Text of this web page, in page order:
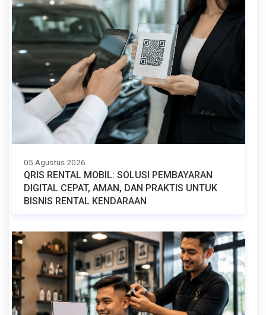
05 Agustus 2026
QRIS RENTAL MOBIL: SOLUSI PEMBAYARAN
DIGITAL CEPAT, AMAN, DAN PRAKTIS UNTUK
BISNIS RENTAL KENDARAAN